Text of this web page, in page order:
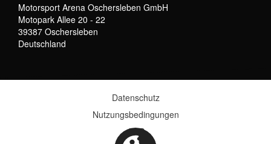
Motorsport Arena Oschersleben GmbH
Motopark Allee 20 - 22
39387 Oschersleben
Deutschland
Datenschutz
Nutzungsbedingungen
AGB